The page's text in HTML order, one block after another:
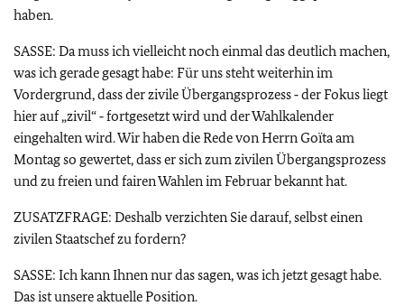
haben.
SASSE: Da muss ich vielleicht noch einmal das deutlich machen,
was ich gerade gesagt habe: Für uns steht weiterhin im
Vordergrund, dass der zivile Übergangsprozess ‑ der Fokus liegt
hier auf „zivil“ ‑ fortgesetzt wird und der Wahlkalender
eingehalten wird. Wir haben die Rede von Herrn Goïta am
Montag so gewertet, dass er sich zum zivilen Übergangsprozess
und zu freien und fairen Wahlen im Februar bekannt hat.
ZUSATZFRAGE: Deshalb verzichten Sie darauf, selbst einen
zivilen Staatschef zu fordern?
SASSE: Ich kann Ihnen nur das sagen, was ich jetzt gesagt habe.
Das ist unsere aktuelle Position.